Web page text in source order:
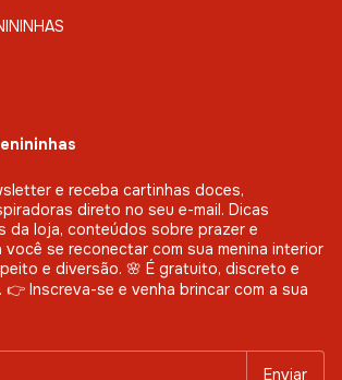
e receba cartinhas doces,
direto no seu e-mail. Dicas
da loja, conteúdos sobre prazer e
se reconectar com sua menina interior
e diversão. 🌸 É gratuito, discreto e
Inscreva-se e venha brincar com a sua